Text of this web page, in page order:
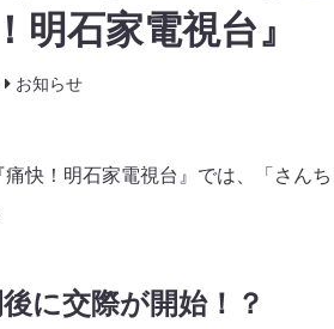
明石家電視台』
お知らせ
快！明石家電視台』では、「さん
に交際が開始！？